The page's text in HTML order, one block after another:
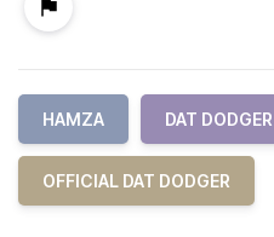
HAMZA DAT DODGER
OFFICIAL DAT DODGER